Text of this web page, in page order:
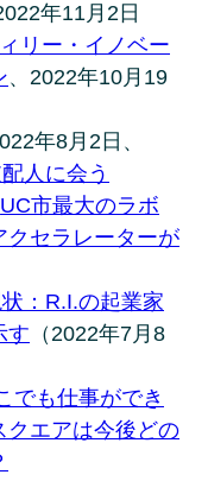
年11月2日
リー・イノベー
、2022年10月19
年8月2日、
人に会う
UC市最大のラボ
クセラレーターが
：R.I.の起業家
す （2022年7月8
でも仕事ができ
クエアは今後どの